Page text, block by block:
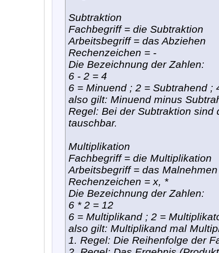
Subtraktion
Fachbegriff = die Subtraktion
Arbeitsbegriff = das Abziehen
Rechenzeichen = -
Die Bezeichnung der Zahlen:
6 - 2 = 4
6 = Minuend ; 2 = Subtrahend ;
also gilt: Minuend minus
Regel: Bei der Subtraktion
tauschbar.
Multiplikation
Fachbegriff = die Multiplikation
Arbeitsbegriff = das Malnehmen
Rechenzeichen = x, *
Die Bezeichnung der Zahlen:
6 * 2 = 12
6 = Multiplikand ; 2 =
also gilt: Multiplikand mal
1. Regel: Die Reihenfolge der